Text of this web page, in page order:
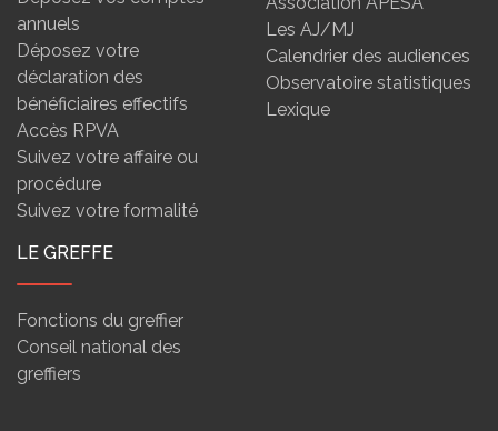
annuels
Déposez votre
déclaration des
bénéficiaires effectifs
Accès RPVA
Suivez votre affaire ou
procédure
Suivez votre formalité
Les AJ/MJ
Calendrier des audiences
Observatoire statistiques
Lexique
LE GREFFE
Fonctions du greffier
Conseil national des
greffiers